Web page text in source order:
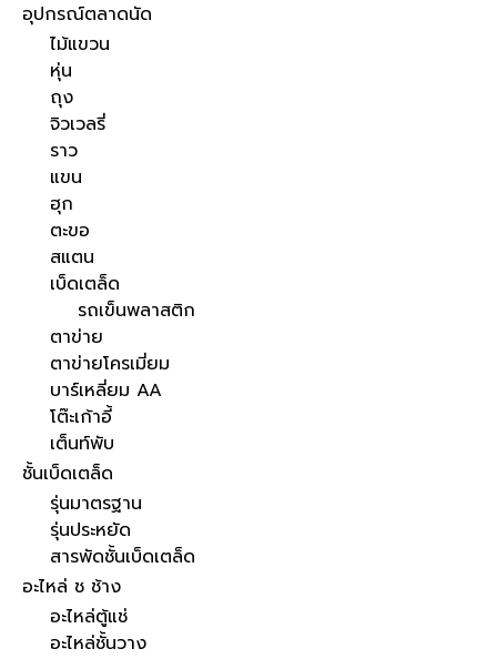
อุปกรณ์ตลาดนัด
ไม้แขวน
หุ่น
ถุง
จิวเวลรี่
ราว
แขน
ฮุก
ตะขอ
สแตน
เบ็ดเตล็ด
รถเข็นพลาสติก
ตาข่าย
ตาข่ายโครเมี่ยม
บาร์เหลี่ยม AA
โต๊ะเก้าอี้
เต็นท์พับ
ชั้นเบ็ดเตล็ด
รุ่นมาตรฐาน
รุ่นประหยัด
สารพัดชั้นเบ็ดเตล็ด
อะไหล่ ช ช้าง
อะไหล่ตู้แช่
อะไหล่ชั้นวาง